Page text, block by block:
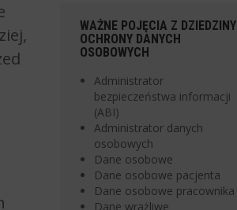
WAŻNE POJĘCIA Z DZIEDZINY
OCHRONY DANYCH
OSOBOWYCH
Administrator
bezpieczeństwa informacji
(ABI)
Administrator danych
osobowych
Dane osobowe
Dane osobowe pacjenta
Dane osobowe pracownika
Dane wrażliwe